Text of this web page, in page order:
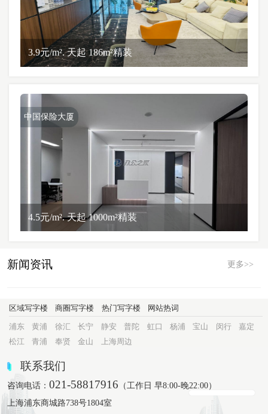
3.9元/m². 天起 186m²精装
中国保险大厦
4.5元/m². 天起 1000m²精装
新闻资讯 更多>>
区域写字楼 商圈写字楼 热门写字楼 网站热词
浦东 黄浦 徐汇 长宁 静安 普陀 虹口 杨浦 宝山 闵行
嘉定
松江
青浦 奉贤 金山 上海周边
联系我们
咨询电话：021-58817916 （工作日 早8:00-晚22:00）
上海浦东商城路738号1804室